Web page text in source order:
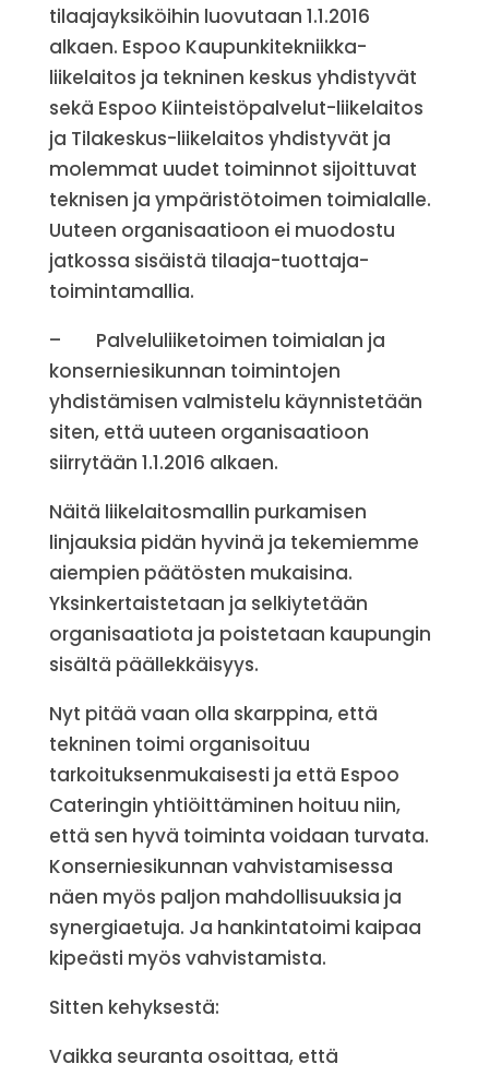
tilaajayksiköihin luovutaan 1.1.2016
alkaen. Espoo Kaupunkitekniikka-
liikelaitos ja tekninen keskus yhdistyvät
sekä Espoo Kiinteistöpalvelut-liikelaitos
ja Tilakeskus-liikelaitos yhdistyvät ja
molemmat uudet toiminnot sijoittuvat
teknisen ja ympäristötoimen toimialalle.
Uuteen organisaatioon ei muodostu
jatkossa sisäistä tilaaja-tuottaja-
toimintamallia.
– Palveluliiketoimen toimialan ja
konserniesikunnan toimintojen
yhdistämisen valmistelu käynnistetään
siten, että uuteen organisaatioon
siirrytään 1.1.2016 alkaen.
Näitä liikelaitosmallin purkamisen
linjauksia pidän hyvinä ja tekemiemme
aiempien päätösten mukaisina.
Yksinkertaistetaan ja selkiytetään
organisaatiota ja poistetaan kaupungin
sisältä päällekkäisyys.
Nyt pitää vaan olla skarppina, että
tekninen toimi organisoituu
tarkoituksenmukaisesti ja että Espoo
Cateringin yhtiöittäminen hoituu niin,
että sen hyvä toiminta voidaan turvata.
Konserniesikunnan vahvistamisessa
näen myös paljon mahdollisuuksia ja
synergiaetuja. Ja hankintatoimi kaipaa
kipeästi myös vahvistamista.
Sitten kehyksestä:
Vaikka seuranta osoittaa, että